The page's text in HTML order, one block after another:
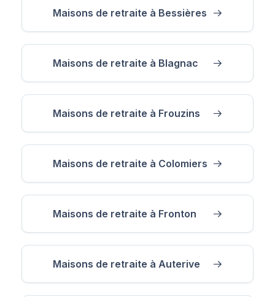
Maisons de retraite à Bessières
Maisons de retraite à Blagnac
Maisons de retraite à Frouzins
Maisons de retraite à Colomiers
Maisons de retraite à Fronton
Maisons de retraite à Auterive